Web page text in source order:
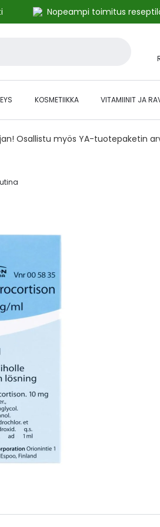
Nopeampi toimitus
KOSMETIIKKA VITAMIINIT JA
Osallistu myös YA-tuotepaketin